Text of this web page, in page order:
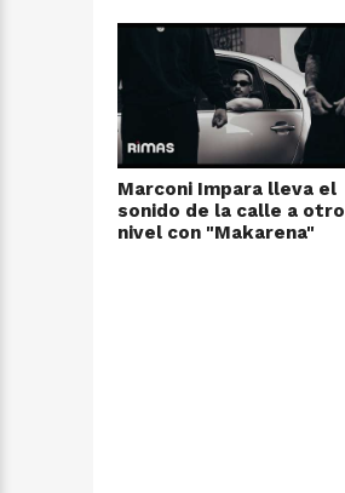
Marconi Impara lleva el
sonido de la calle a otro
nivel con "Makarena"